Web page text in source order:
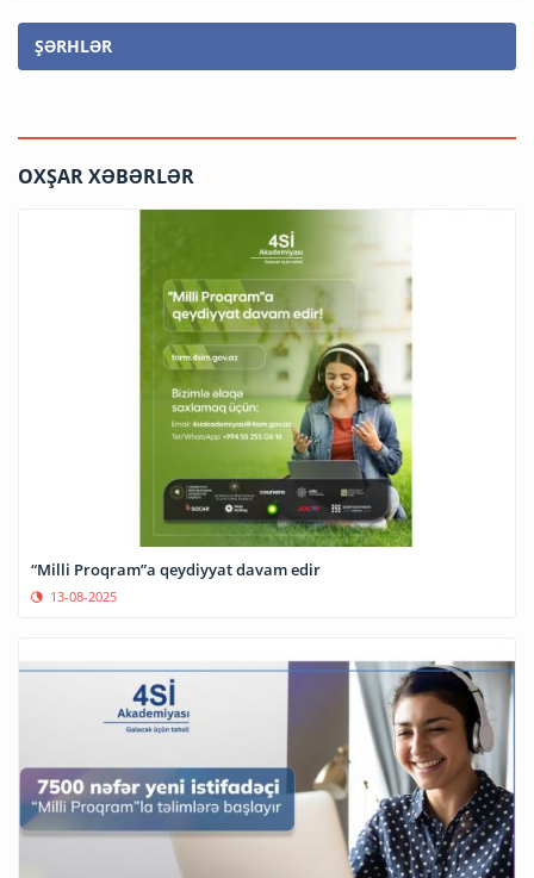
ŞƏRHLƏR
OXŞAR XƏBƏRLƏR
“Milli Proqram”a qeydiyyat davam edir
13-08-2025